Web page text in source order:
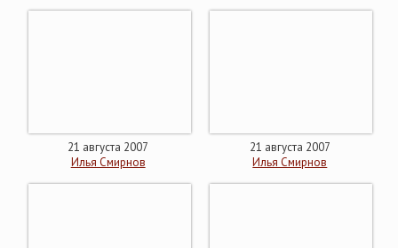
21 августа 2007
Илья Смирнов
21 августа 2007
Илья Смирнов